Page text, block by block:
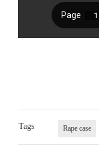
Tags Rape case